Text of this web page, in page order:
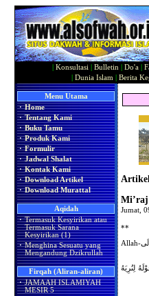
Konsultasi Bulletin Do'a
Dunia Islam Berita
Menu Utama
· Home
· Tentang Kami
· Buku Tamu
· Produk Kami
· Formulir
· Jadwal Shalat
· Kontak Kami
· Download Artikel
· Download Murattal
Aqidah
· Termasuk Kesyirikan atau
Termasuk Sarana
Kesyirikan (1)
· Menghina Sesuatu yang
Mengandung Dzikrullah
Firqah (Aliran-aliran)
· JAMAAH ISLAMIYAH
MESIR 5
Jumat,
**
لِنُرِيَهُ